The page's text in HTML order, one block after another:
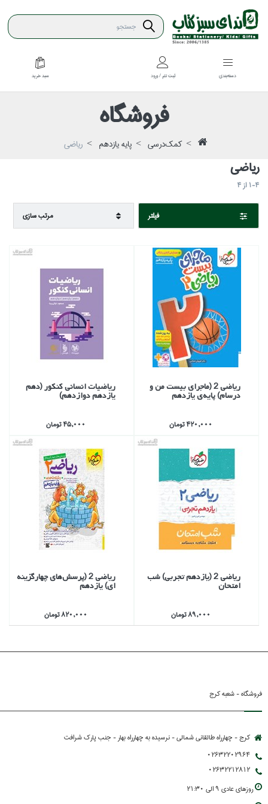
دسته‌بندي ثبت نام / ورود سبد خريد
فروشگاه
كمك‌درسي پايه يازدهم رياضي
رياضي
1-4از4
فيلتر مرتب سازي
رياضي 2 (ماجراي بيست من و
درسام) پايه‌ي يازدهم
420,000 تومان
رياضيات انساني كنكور (دهم
يازدهم دوازدهم)
45,000 تومان
رياضي 2 (يازدهم تجربي) شب
امتحان
89,000 تومان
رياضي 2 (پرسش‌هاي چهارگزينه
اي) يازدهم
820,000 تومان
فروشگاه - شعبه کرج
کرج - چهارراه طالقانی شمالی - نرسیده به چهارراه بهار - جنب پارك شرافت
02632202964
02632212812
روزهاي عادي 9 الي 21:30